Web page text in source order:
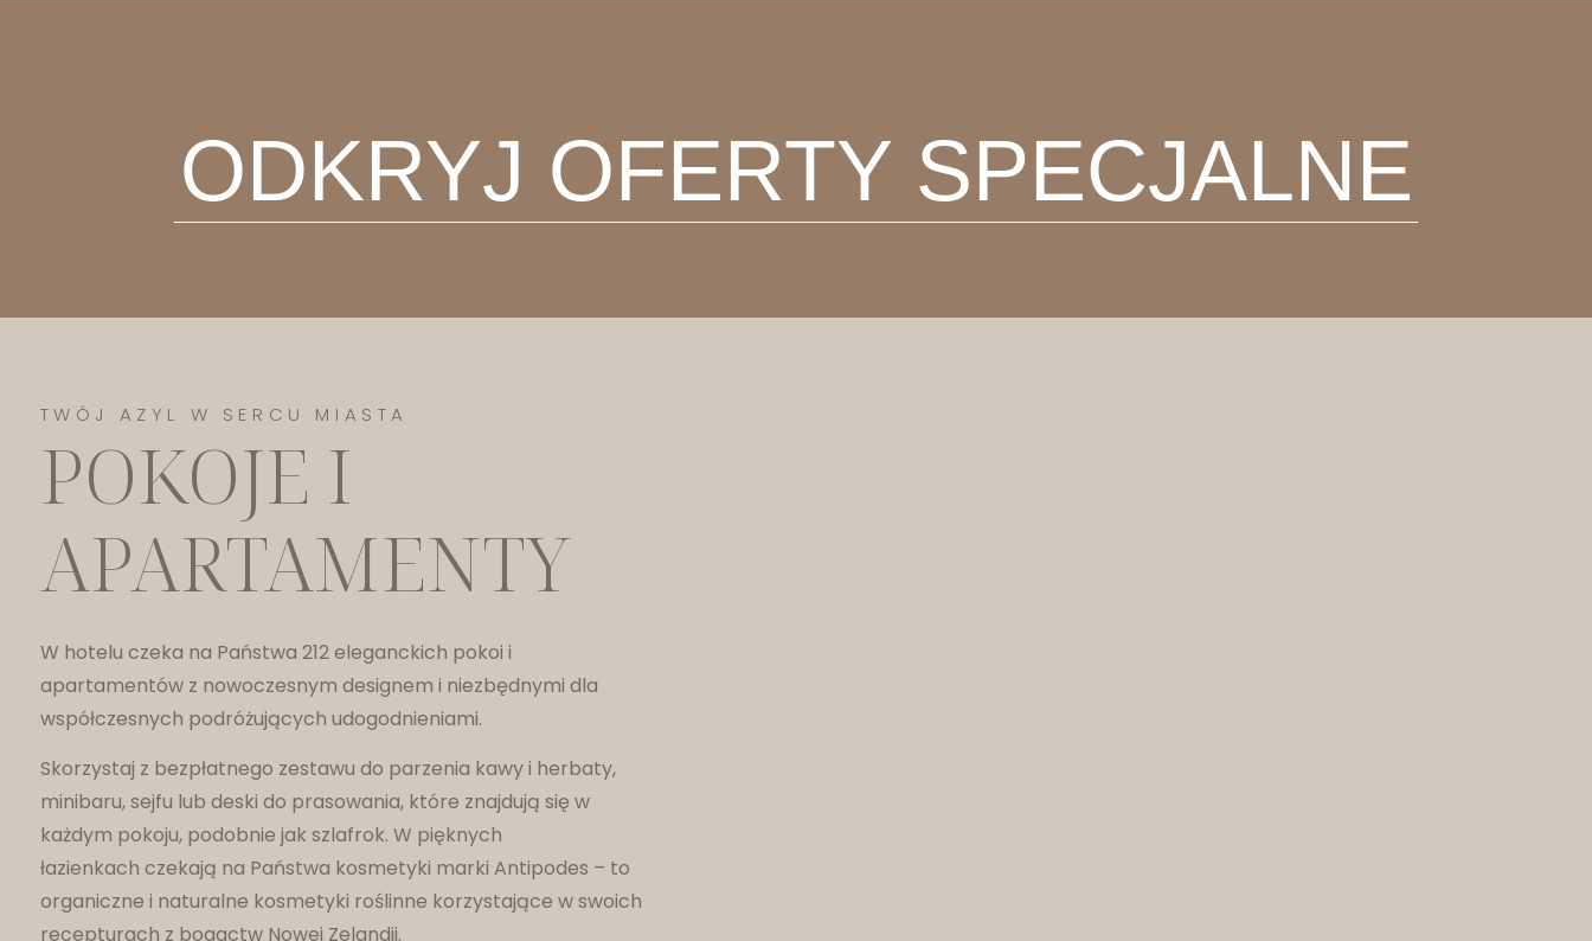
ODKRYJ OFERTY SPECJALNE
TWÓJ AZYL W SERCU MIASTA
POKOJE I
APARTAMENTY
W hotelu czeka na Państwa 212 eleganckich pokoi i
apartamentów z nowoczesnym designem i niezbędnymi dla
współczesnych podróżujących udogodnieniami.
Skorzystaj z bezpłatnego zestawu do parzenia kawy i herbaty,
minibaru, sejfu lub deski do prasowania, które znajdują się w
każdym pokoju, podobnie jak szlafrok. W pięknych
łazienkach czekają na Państwa kosmetyki marki Antipodes – to
organiczne i naturalne kosmetyki roślinne korzystające w swoich
recepturach z bogactw Nowej Zelandii.